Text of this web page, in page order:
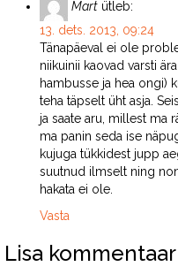
Mart ütleb:
13. dets. 2013, 09:24
Tänapäeval ei ole
niikuinii kaovad varsti
hambusse ja hea ongi)
teha täpselt üht asja.
ja saate aru, millest ma
ma panin seda ise
kujuga tükkidest jupp
suutnud ilmselt ning
hakata ei ole.
Vasta
Lisa kommentaar